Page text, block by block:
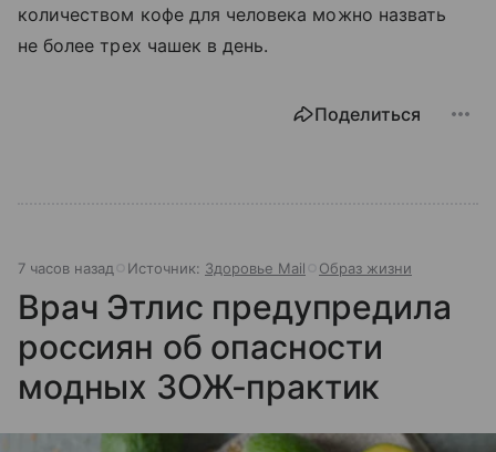
количеством кофе для человека можно назвать
не более трех чашек в день.
Поделиться
7 часов назад Источник: Здоровье Mail Образ жизни
Врач Этлис предупредила
россиян об опасности
модных ЗОЖ-практик